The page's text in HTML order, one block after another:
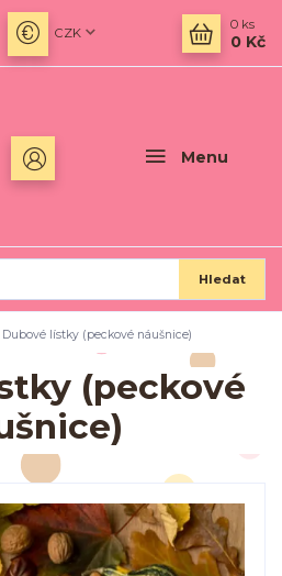
Menu
CZK
Hledat
0 ks
0 Kč
Dubové lístky (peckové náušnice)
(peckové